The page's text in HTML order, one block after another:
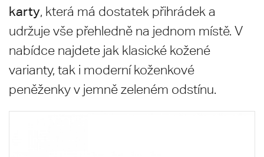
karty, která má dostatek přihrádek a
udržuje vše přehledně na jednom místě. V
nabídce najdete jak klasické kožené
varianty, tak i moderní koženkové
peněženky v jemně zeleném odstínu.